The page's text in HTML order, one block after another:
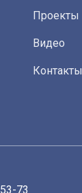
Проекты
Видео
Контакты
53-73